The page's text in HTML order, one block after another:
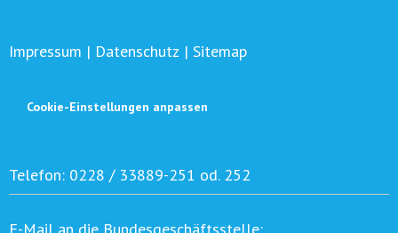
Impressum | Datenschutz | Sitemap
Cookie-Einstellungen anpassen
Telefon: 0228 / 33889-251 od. 252
E-Mail an die Bundesgeschäftsstelle: